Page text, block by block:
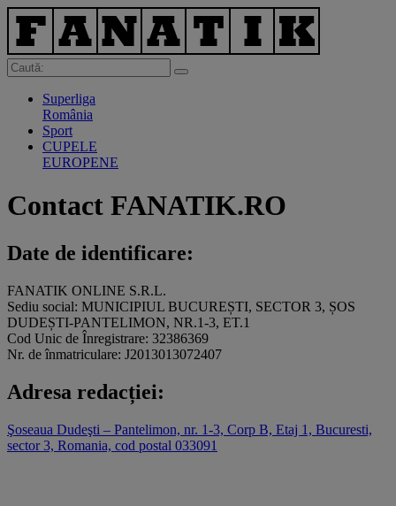
Superliga
România
Sport
CUPELE
EUROPENE
Contact FANATIK.RO
Date de identificare:
FANATIK ONLINE S.R.L.
Sediu social: MUNICIPIUL BUCUREȘTI, SECTOR 3, ȘOS
DUDEȘTI-PANTELIMON, NR.1-3, ET.1
Cod Unic de Înregistrare: 32386369
Nr. de înmatriculare: J2013013072407
Adresa redacției:
Şoseaua Dudeşti – Pantelimon, nr. 1-3, Corp B, Etaj 1, Bucuresti,
sector 3, Romania, cod postal 033091